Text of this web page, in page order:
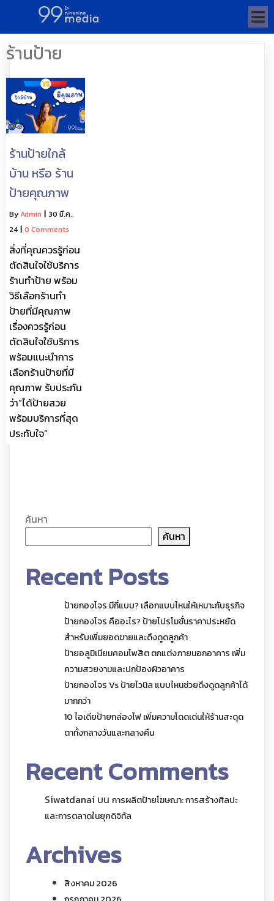
ร้านป้าย
ร้านป้ายใกล้
บ้าน หรือ ร้าน
ป้ายคุณภาพ
ByAdmin | 30 มี.ค.,
24 | 0 Comments
สิ่งที่คุณควรรู้ก่อน
ตัดสินใจใช้บริการ
ร้านทำป้าย พร้อม
วิธีเลือกร้านทำ
ป้ายที่มีคุณภาพ
เรื่องควรรู้ก่อน
ตัดสินใจใช้บริการ
พร้อมแนะนำการ
เลือกร้านป้ายที่มี
คุณภาพ รับประกัน
ว่า“ได้ป้ายสวย
พร้อมบริการที่สุด
ประทับใจ”
ค้นหา
ค้นหา
Recent Posts
ป้ายกองโจร มีกี่แบบ? เลือกแบบไหนให้เหมาะกับธุรกิจ
ป้ายกองโจร คืออะไร? ป้ายโปรโมชั่นราคาประหยัด
สำหรับเพิ่มยอดขายและดึงดูดลูกค้า
ป้ายอลูมิเนียมคอมโพสิต ตกแต่งภายนอกอาคาร เพิ่ม
ความสวยงามและปกป้องผิวอาคาร
ป้ายกองโจร Vs ป้ายไวนิล แบบไหนช่วยดึงดูดลูกค้าได้
มากกว่า
10 ไอเดียป้ายกล่องไฟ เพิ่มความโดดเด่นให้ร้านสะดุด
ตาทั้งกลางวันและกลางคืน
Recent Comments
Siwatdanai บน การผลิตป้ายโฆษณา: การสร้างศิลปะ
และการตลาดในยุคดิจิทัล
Archives
สิงหาคม 2026